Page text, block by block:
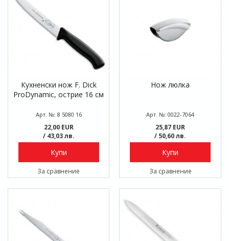
Кухненски нож F. Dick
ProDynamic, острие 16 см
Арт. №: 8 5080 16
22,00 EUR
/ 43,03 лв.
Купи
За сравнение
Нож люлка
Арт. №: 0022-7064
25,87 EUR
/ 50,60 лв.
Купи
За сравнение